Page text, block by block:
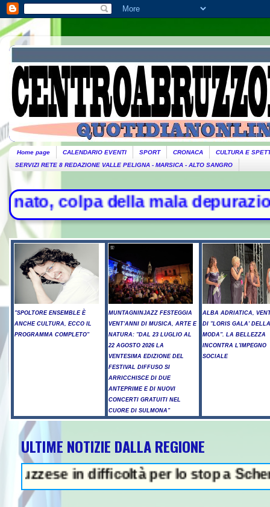
Home page CALENDARIO EVENTI SPORT CRONACA
CULTURA E
SERVIZI RETE 8 REDAZIONE VALLE PELIGNA - MARSICA - ALTO SANGRO
mala depurazione -
"SPOLTORE ENSEMBLE È
ANCHE CULTURA, ECCO IL
PROGRAMMA COMPLETO"
MUNTAGNINJAZZ FESTEGGIA
VENT'ANNI DI MUSICA, ARTE E
NATURA: "DAL 23 LUGLIO AL
22 AGOSTO 2026 LA
VENTESIMA EDIZIONE DEL
FESTIVAL DIFFUSO SI
ARRICCHISCE DI DUE
ANTEPRIME E DI NUOVI
CONCERTI GRATUITI NEL
CUORE DI SULMONA"
ALBA ADRIATICA,
DI "LORIS GALA' DELLA
MODA". LA BELLEZZA
INCONTRA L'IMPEGNO
SOCIALE
ULTIME NOTIZIE DALLA REGIONE
difficoltà per lo stop a Schengen-